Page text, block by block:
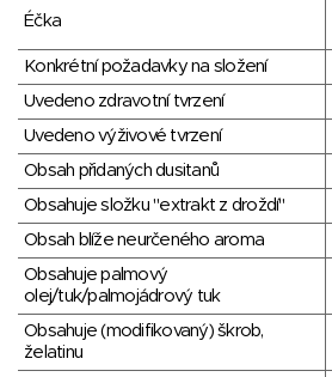
Éčka
Konkrétní požadavky na složení
Uvedeno zdravotní tvrzení
Uvedeno výživové tvrzení
Obsah přidaných dusitanů
Obsahuje složku "extrakt z droždí"
Obsah blíže neurčeného aroma
Obsahuje palmový
olej/tuk/palmojádrový tuk
Obsahuje (modifikovaný) škrob,
želatinu